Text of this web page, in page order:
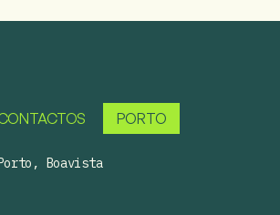
PORTO
Boavista